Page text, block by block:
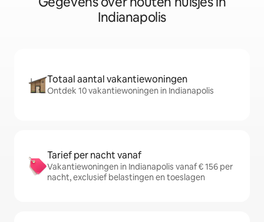
Indianapolis
Totaal aantal vakantiewoningen
Ontdek 10 vakantiewoningen in Indianapolis
Tarief per nacht vanaf
Vakantiewoningen in Indianapolis vanaf € 156 per
nacht, exclusief belastingen en toeslagen